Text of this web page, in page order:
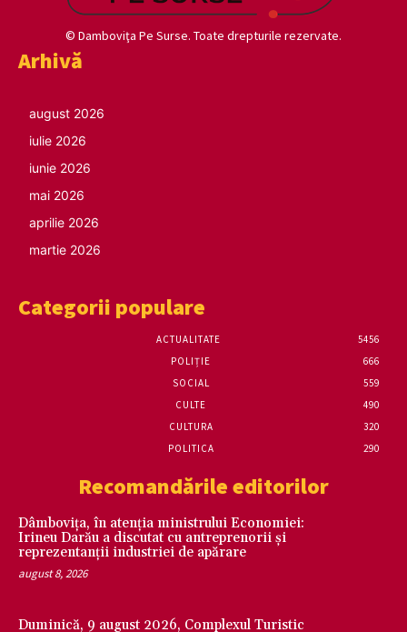
© Damboviţa Pe Surse. Toate drepturile rezervate.
Arhivă
august 2026
iulie 2026
iunie 2026
mai 2026
aprilie 2026
martie 2026
Categorii populare
ACTUALITATE
5456
POLIȚIE
666
SOCIAL
559
CULTE
490
CULTURA
320
POLITICA
290
Recomandările editorilor
Dâmbovița, în atenția ministrului Economiei:
Irineu Darău a discutat cu antreprenorii și
reprezentanții industriei de apărare
august 8, 2026
Duminică, 9 august 2026, Complexul Turistic